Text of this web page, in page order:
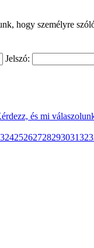
hogy személyre
Jelszó:
és mi
242526272829303132